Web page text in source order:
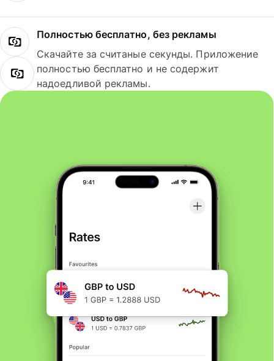
Полностью бесплатно, без рекламы
Скачайте за считаные секунды. Приложение
полностью бесплатно и не содержит
надоедливой рекламы.